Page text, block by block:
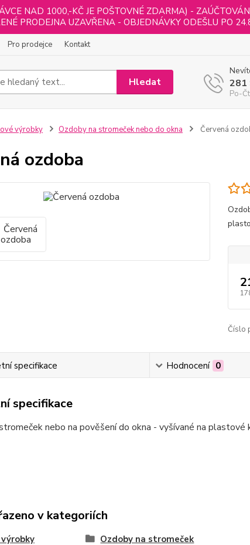
NAD 1000,-KČ JE POŠTOVNÉ ZDARMA) -
PRODEJNA UZAVŘENA - OBJEDNÁVKY ODEŠLU PO
Pro prodejce Kontakt
Hledat 281
Po-
výrobky Ozdoby na stromeček nebo do okna Červená
ozdoba
Číslo
specifikace Hodnocení 0
specifikace
nebo na pověšení do okna - vyšívané na
v kategoriích
Ozdoby na stromeček